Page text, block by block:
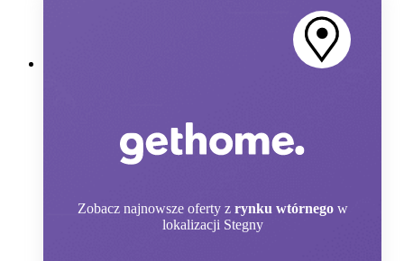
Zobacz najnowsze oferty z rynku wtórnego w
lokalizacji Stegny